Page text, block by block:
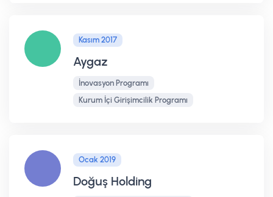
Kasım 2017
Aygaz
İnovasyon Programı
Kurum İçi Girişimcilik Programı
Ocak 2019
Doğuş Holding